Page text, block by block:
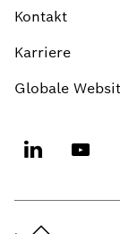
Kontakt
Karriere
Globale